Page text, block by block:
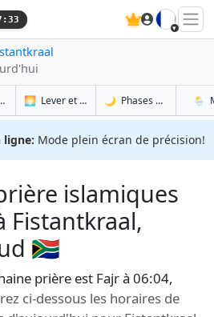
🇫🇷
du soleil à Fistantkraal
🌅 Lever et coucher du soleil demain à
🌙 Phases de la Lune à
🌦️
ligne: Mode plein écran de précision!
islamiques
Fistantkraal,
🇿🇦
prière est Fajr à 06:04,
ci-dessous les horaires de